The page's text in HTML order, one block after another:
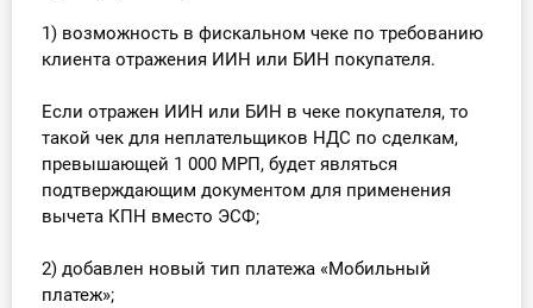
Юридический помощник
Интернет-магазин
О Системе
Тарифы
1) возможность в фискальном чеке по требованию
клиента отражения ИИН или БИН покупателя.
Если отражен ИИН или БИН в чеке покупателя, то
такой чек для неплательщиков НДС по сделкам,
превышающей 1 000 МРП, будет являться
подтверждающим документом для применения
вычета КПН вместо ЭСФ;
2) добавлен новый тип платежа «Мобильный
платеж»;